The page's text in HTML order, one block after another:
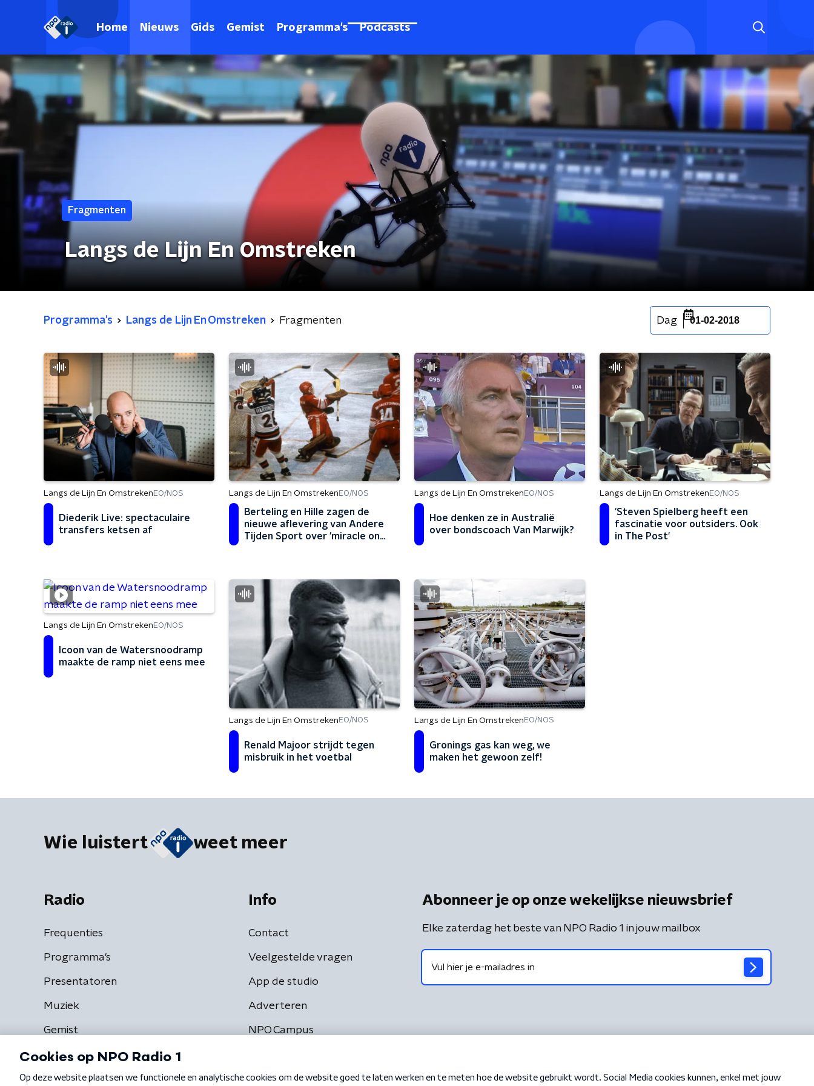
Home Nieuws Gids Gemist Programma's Podcasts
Fragmenten
Langs de Lijn En Omstreken
Programma's Langs de Lijn En Omstreken Fragmenten Dag 01-02-2018
Langs de Lijn En Omstreken EO/NOS
Diederik Live: spectaculaire
transfers ketsen af
Langs de Lijn En Omstreken EO/NOS
Berteling en Hille zagen de
nieuwe aflevering van Andere
Tijden Sport over 'miracle on
Langs de Lijn En Omstreken EO/NOS
Hoe denken ze in Australië
over bondscoach Van Marwijk?
Langs de Lijn En Omstreken EO/NOS
'Steven Spielberg heeft een
fascinatie voor outsiders. Ook
in The Post'
Langs de Lijn En Omstreken EO/NOS
Icoon van de Watersnoodramp
maakte de ramp niet eens mee
Langs de Lijn En Omstreken EO/NOS
Renald Majoor strijdt tegen
misbruik in het voetbal
Langs de Lijn En Omstreken EO/NOS
Gronings gas kan weg, we
maken het gewoon zelf!
Wie luistert weet meer
Radio
Frequenties
Programma's
Presentatoren
Muziek
Gemist
Info
Contact
Veelgestelde vragen
App de studio
Adverteren
NPO Campus
Abonneer je op onze wekelijkse nieuwsbrief
Elke zaterdag het beste van NPO Radio 1 in jouw mailbox